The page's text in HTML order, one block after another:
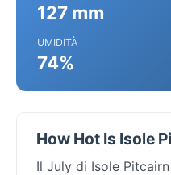
127 mm
UMIDITÀ
74%
How Hot Is Isole
Il July di Isole